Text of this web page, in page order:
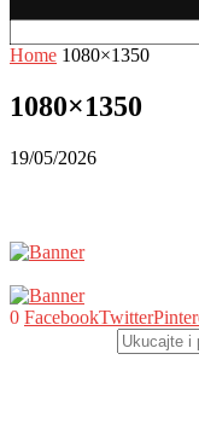
Home 1080×1350
1080×1350
19/05/2026
0 FacebookTwitter